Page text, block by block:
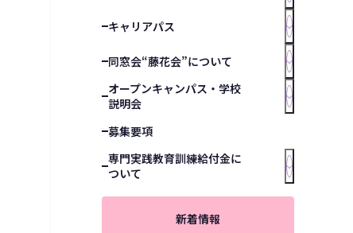
キャリアパス
同窓会“藤花会”について
オープンキャンパス・学校
説明会
募集要項
専門実践教育訓練給付金に
ついて
新着情報